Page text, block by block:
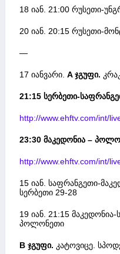
18 იან. 21:00 რუსეთი-
20 იან. 20:15 რუსეთი-
—
17 იანვარი. A ჯგუფი.
21:15 სერბეთი-
http://www.ehftv.com/int/
23:30 მაკედონია –
http://www.ehftv.com/int/
15 იან. საფრანგეთი-
სერბეთი 29-28
19 იან. 21:15
პოლონეთი
B ჯგუფი. კატოვიცე.